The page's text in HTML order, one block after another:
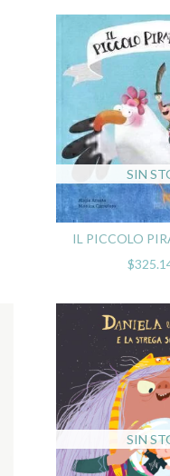
SIN
IL PICCOLO
SIN